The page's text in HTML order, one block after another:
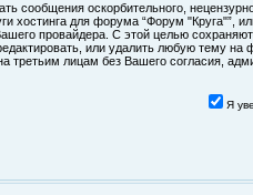
сообщения оскорбительного,
хостинга для форума “Форум
провайдера. С этой целью
или удалить любую тему
лицам без Вашего согласия,
Я